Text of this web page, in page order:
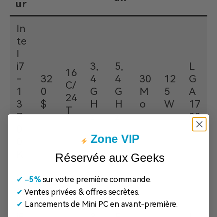
ur
In
te
l
i7
-
1
3
7
32
0
$
16
C/
24
T
3,
4
G
H
z
5,
4
G
H
z
30
M
o
12
5
W
L
G
A
17
00
In
te
l
Zone VIP
Réservée aux Geeks
✔ ​–5%sur votre première commande.
✔ Ventes privées & offres secrètes.
✔ Lancements de Mini PC en avant-première.